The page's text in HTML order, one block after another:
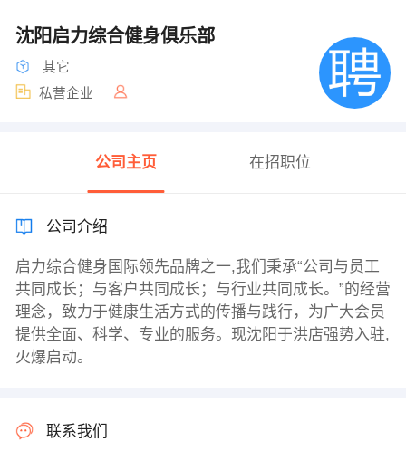
沈阳启力综合健身俱乐部
其它
私营企业
公司主页 在招职位
公司介绍
启力综合健身国际领先品牌之一,我们秉承“公司与员工
共同成长；与客户共同成长；与行业共同成长。”的经营
理念，致力于健康生活方式的传播与践行，为广大会员
提供全面、科学、专业的服务。现沈阳于洪店强势入驻,
火爆启动。
联系我们